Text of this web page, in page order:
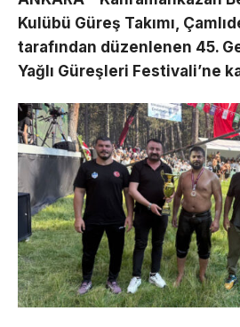
Kulübü Güreş Takımı,
tarafından düzenlenen 45.
Yağlı Güreşleri Festivali’ne